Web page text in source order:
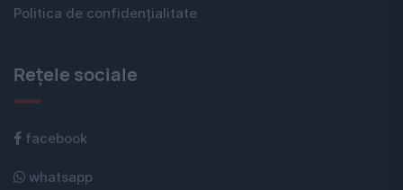
Politica de confidențialitate
Rețele sociale
facebook
whatsapp